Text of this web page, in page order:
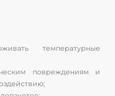
температурные
повреждениям и